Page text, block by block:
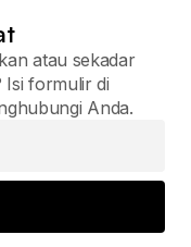
atau sekadar
Isi formulir di
Anda.